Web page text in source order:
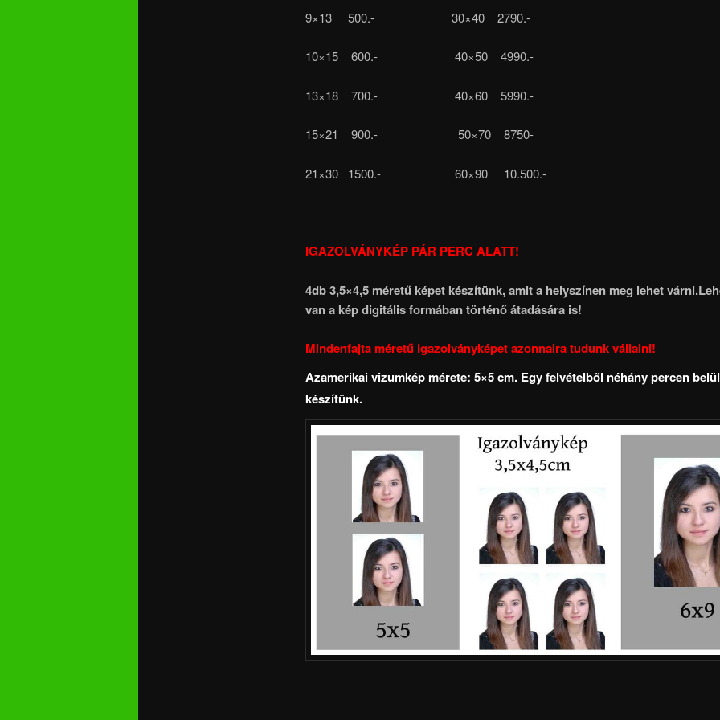
9×13 500.- 30×40 2790.-
10×15 600.- 40×50 4990.-
13×18 700.- 40×60 5990.-
15×21 900.- 50×70 8750-
21×30 1500.- 60×90 10.500.-
IGAZOLVÁNYKÉP PÁR PERC ALATT!
4db 3,5×4,5 méretű képet készítünk, amit a helyszínen meg lehet
van a kép digitális formában történő átadására is!
Mindenfajta méretű igazolványképet azonnalra tudunk vállalni!
Azamerikai vizumkép mérete: 5×5 cm. Egy felvételből néhány percen
készítünk.